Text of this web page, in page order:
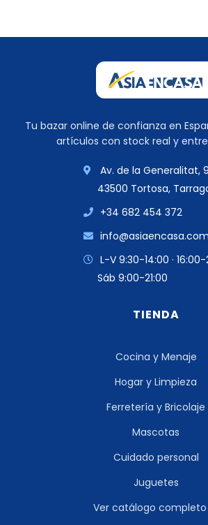
Tu bazar online de confianza en
artículos con stock real y
Av. de la Generalitat,
43500 Tortosa,
+34 682 454 372
info@asiaencasa.com
L-V 9:30-14:00 · 16:00-
Sáb 9:00-21:00
TIENDA
Cocina y Menaje
Hogar y Limpieza
Ferretería y Bricolaje
Mascotas
Cuidado personal
Juguetes
Ver catálogo